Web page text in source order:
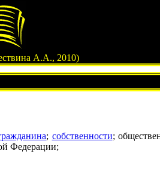
А.А., 2010)
; собственности;
Федерации;